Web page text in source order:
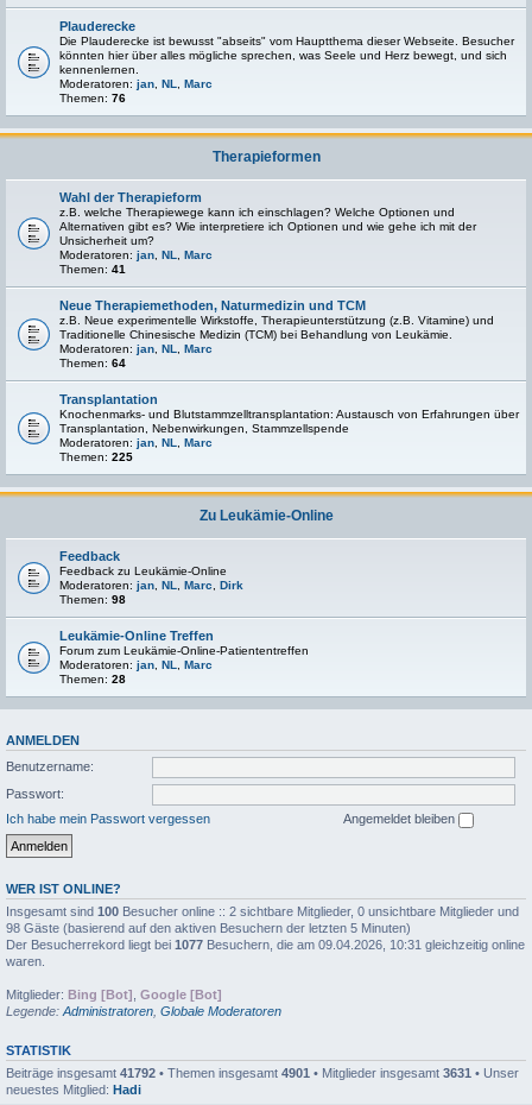
Plauderecke
Die Plauderecke ist bewusst "abseits" vom Hauptthema dieser Webseite. Besucher
könnten hier über alles mögliche sprechen, was Seele und Herz bewegt, und sich
kennenlernen.
Moderatoren: jan NL
Marc
Themen: 76
Therapieformen
Wahl der Therapieform
z.B. welche Therapiewege kann ich einschlagen? Welche Optionen und
Alternativen gibt es? Wie interpretiere ich Optionen und wie gehe ich mit der
Unsicherheit um?
Moderatoren: jan NL
Marc
Themen: 41
Neue Therapiemethoden, Naturmedizin und TCM
z.B. Neue experimentelle Wirkstoffe, Therapieunterstützung (z.B. Vitamine) und
Traditionelle Chinesische Medizin (TCM) bei Behandlung von Leukämie.
Moderatoren: jan NL
Marc
Themen: 64
Transplantation
Knochenmarks- und Blutstammzelltransplantation: Austausch von Erfahrungen über
Transplantation, Nebenwirkungen, Stammzellspende
Moderatoren: jan NL
Marc
Themen: 225
Zu Leukämie-Online
Feedback
Feedback zu Leukämie-Online
Moderatoren: jan NL Marc
Dirk
Themen: 98
Leukämie-Online Treffen
Forum zum Leukämie-Online-Patiententreffen
Moderatoren: jan NL
Marc
Themen: 28
ANMELDEN
Benutzername:
Passwort:
Ich habe mein Passwort vergessen
Angemeldet bleiben
WER IST ONLINE?
Insgesamt sind 100 Besucher online :: 2 sichtbare Mitglieder, 0 unsichtbare Mitglieder und
98 Gäste (basierend auf den aktiven Besuchern der letzten 5 Minuten)
Der Besucherrekord liegt bei 1077 Besuchern, die am 09.04.2026, 10:31 gleichzeitig online
waren.
Mitglieder: Bing [Bot] Google [Bot]
Legende: Administratoren Globale Moderatoren
STATISTIK
Beiträge insgesamt 41792 • Themen insgesamt 4901 • Mitglieder insgesamt 3631 • Unser
neuestes Mitglied: Hadi